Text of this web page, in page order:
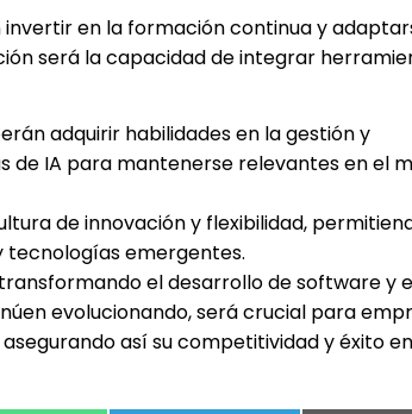
en la formación continua y
será la capacidad de integrar
adquirir habilidades en la gestión y
IA para mantenerse relevantes en el
de innovación y flexibilidad,
tecnologías emergentes.
el desarrollo de software y
evolucionando, será crucial para
así su competitividad y éxito